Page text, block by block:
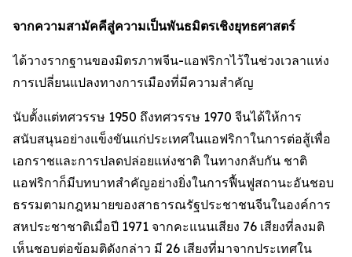
จากความสามัคคีสู่ความเป็นพันธมิตรเชิงยุทธศาสตร์
ได้วางรากฐานของมิตรภาพจีน-แอฟริกาไว้ในช่วงเวลาแห่ง
การเปลี่ยนแปลงทางการเมืองที่มีความสำคัญ
นับตั้งแต่ทศวรรษ 1950 ถึงทศวรรษ 1970 จีนได้ให้การ
สนับสนุนอย่างแข็งขันแก่ประเทศในแอฟริกาในการต่อสู้เพื่อ
เอกราชและการปลดปล่อยแห่งชาติ ในทางกลับกัน ชาติ
แอฟริกาก็มีบทบาทสำคัญอย่างยิ่งในการฟื้นฟูสถานะอันชอบ
ธรรมตามกฎหมายของสาธารณรัฐประชาชนจีนในองค์การ
สหประชาชาติเมื่อปี 1971 จากคะแนนเสียง 76 เสียงที่ลงมติ
เห็นชอบต่อข้อมติดังกล่าว มี 26 เสียงที่มาจากประเทศใน